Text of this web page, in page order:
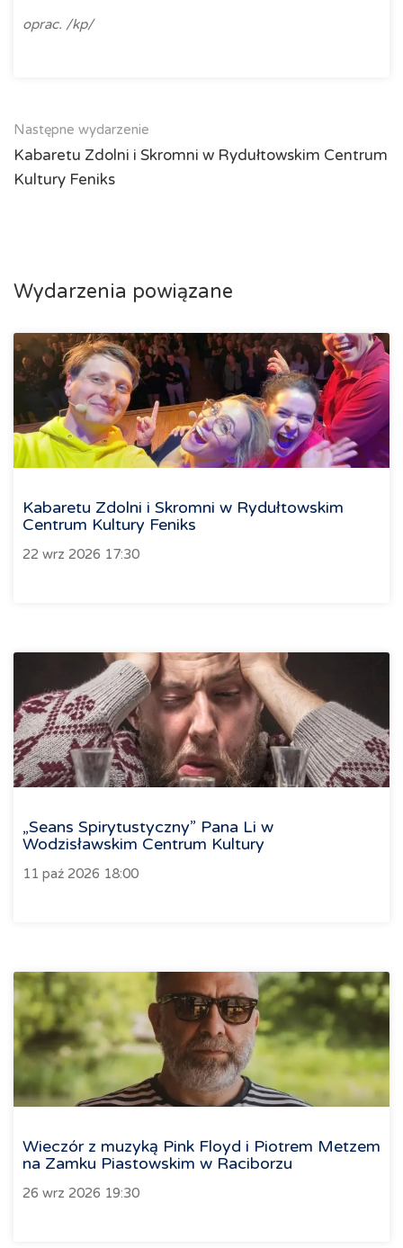
oprac. /kp/
Następne wydarzenie
Kabaretu Zdolni i Skromni w Rydułtowskim Centrum
Kultury Feniks
Wydarzenia powiązane
Kabaretu Zdolni i Skromni w Rydułtowskim
Centrum Kultury Feniks
22 wrz 2026 17:30
„Seans Spirytustyczny” Pana Li w
Wodzisławskim Centrum Kultury
11 paź 2026 18:00
Wieczór z muzyką Pink Floyd i Piotrem Metzem
na Zamku Piastowskim w Raciborzu
26 wrz 2026 19:30